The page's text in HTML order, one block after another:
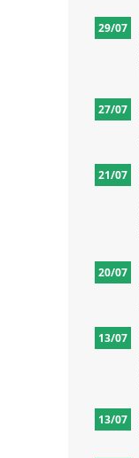
29/07
27/07
21/07
20/07
13/07
13/07